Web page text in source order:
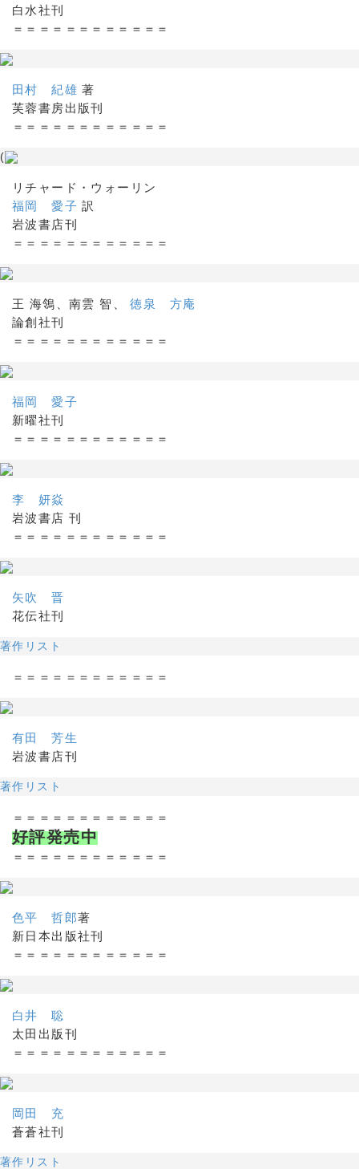
白水社刊
＝＝＝＝＝＝＝＝＝＝＝＝
田村 紀雄 著
芙蓉書房出版刊
＝＝＝＝＝＝＝＝＝＝＝＝
(
リチャード・ウォーリン
福岡 愛子 訳
岩波書店刊
＝＝＝＝＝＝＝＝＝＝＝＝
王 海鴒、南雲 智、徳泉 方庵
論創社刊
＝＝＝＝＝＝＝＝＝＝＝＝
福岡 愛子
新曜社刊
＝＝＝＝＝＝＝＝＝＝＝＝
李 妍焱
岩波書店 刊
＝＝＝＝＝＝＝＝＝＝＝＝
矢吹 晋
花伝社刊
著作リスト
＝＝＝＝＝＝＝＝＝＝＝＝
有田 芳生
岩波書店刊
著作リスト
＝＝＝＝＝＝＝＝＝＝＝＝
好評発売中
＝＝＝＝＝＝＝＝＝＝＝＝
色平 哲郎著
新日本出版社刊
＝＝＝＝＝＝＝＝＝＝＝＝
白井 聡
太田出版刊
＝＝＝＝＝＝＝＝＝＝＝＝
岡田 充
蒼蒼社刊
著作リスト